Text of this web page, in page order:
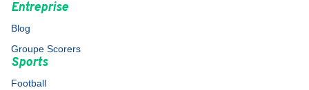
Entreprise
Blog
Groupe Scorers
Sports
Football